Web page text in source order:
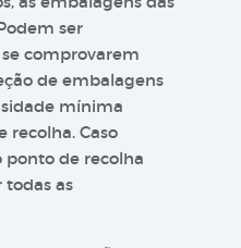
ser
comprovarem
de embalagens
mínima
recolha. Caso
de recolha
as